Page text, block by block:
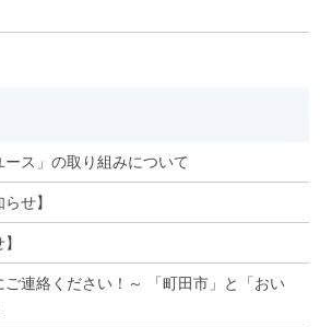
ス」の取り組みについて
せ】
ご連絡ください！～ 「町田市」と「おい